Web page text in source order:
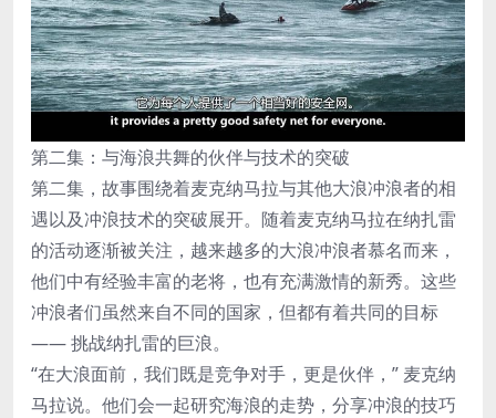
第二集：与海浪共舞的伙伴与技术的突破
第二集，故事围绕着麦克纳马拉与其他大浪冲浪者的相
遇以及冲浪技术的突破展开。随着麦克纳马拉在纳扎雷
的活动逐渐被关注，越来越多的大浪冲浪者慕名而来，
他们中有经验丰富的老将，也有充满激情的新秀。这些
冲浪者们虽然来自不同的国家，但都有着共同的目标
—— 挑战纳扎雷的巨浪。
“在大浪面前，我们既是竞争对手，更是伙伴，” 麦克纳
马拉说。他们会一起研究海浪的走势，分享冲浪的技巧